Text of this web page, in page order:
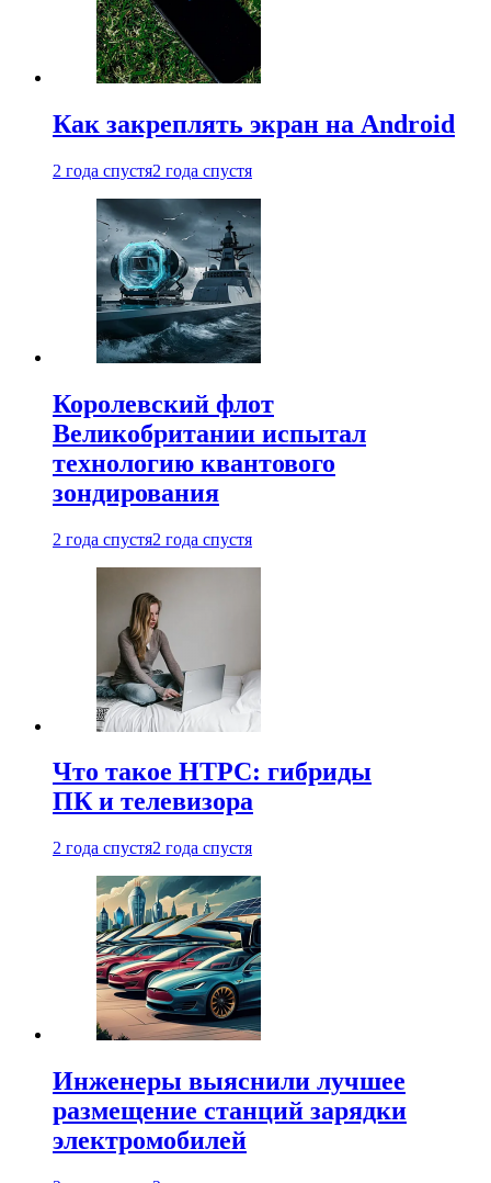
Как закреплять экран на Android
2 года спустя2 года спустя
Королевский флот
Великобритании испытал
технологию квантового
зондирования
2 года спустя2 года спустя
Что такое HTPC: гибриды
ПК и телевизора
2 года спустя2 года спустя
Инженеры выяснили лучшее
размещение станций зарядки
электромобилей